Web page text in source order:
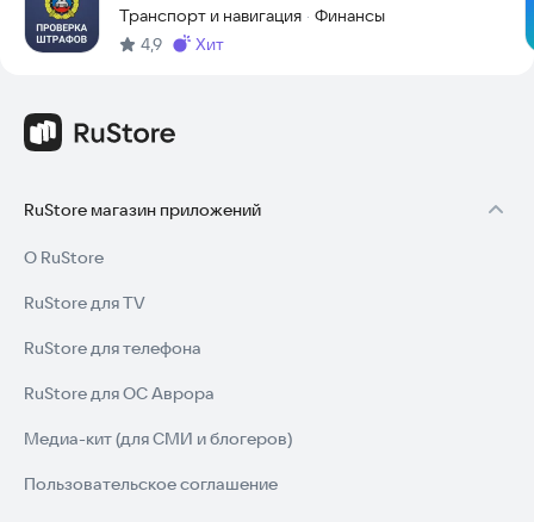
Транспорт и навигация · Финансы
4,9 Метка
хит
RuStore магазин приложений
О RuStore
RuStore для TV
RuStore для телефона
RuStore для ОС Аврора
Медиа-кит (для СМИ и блогеров)
Пользовательское соглашение